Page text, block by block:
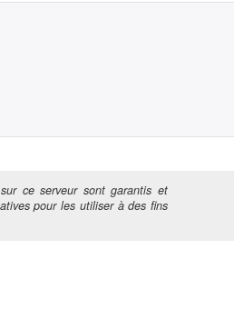
ce serveur sont garantis et
pour les utiliser à des fins